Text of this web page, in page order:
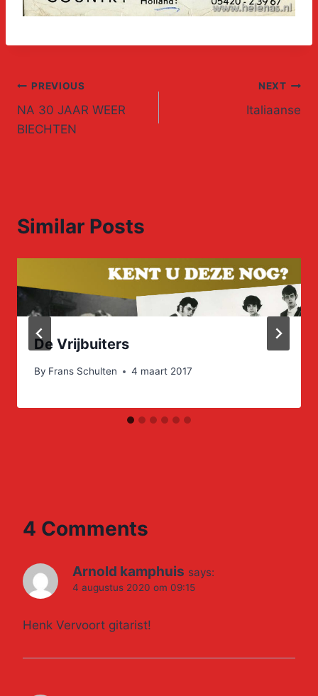
Post
navigation
PREVIOUS
NA 30 JAAR WEER
BIECHTEN
NEXT
Italiaanse
Similar Posts
De Vrijbuiters
By Frans Schulten 4 maart 2017
4 Comments
Arnold kamphuis says:
4 augustus 2020 om 09:15
Henk Vervoort gitarist!